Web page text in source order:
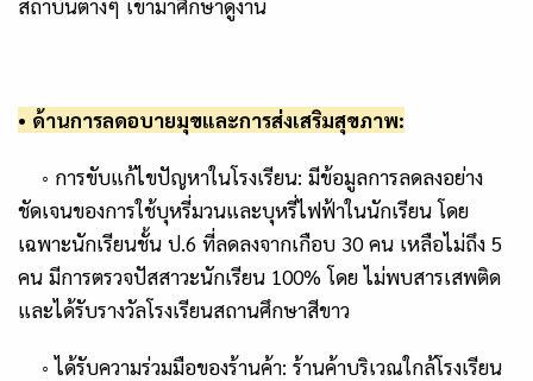
สถาบันต่างๆ เข้ามาศึกษาดูงาน
• ด้านการลดอบายมุขและการส่งเสริมสุขภาพ:
◦ การขับแก้ไขปัญหาในโรงเรียน: มีข้อมูลการลดลงอย่าง
ชัดเจนของการใช้บุหรี่มวนและบุหรี่ไฟฟ้าในนักเรียน โดย
เฉพาะนักเรียนชั้น ป.6 ที่ลดลงจากเกือบ 30คน เหลือไม่ถึง 5
คน มีการตรวจปัสสาวะนักเรียน 100%โดย ไม่พบสารเสพติด
และได้รับรางวัลโรงเรียนสถานศึกษาสีขาว
◦ ได้รับความร่วมมือของร้านค้า: ร้านค้าบริเวณใกล้โรงเรียน